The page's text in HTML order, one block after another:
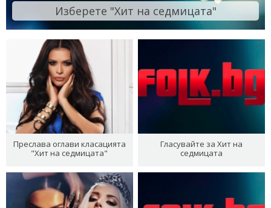
Изберете "Хит на седмицата"
Преслава оглави класацията
"Хит на седмицата"
Гласувайте за Хит на
седмицата